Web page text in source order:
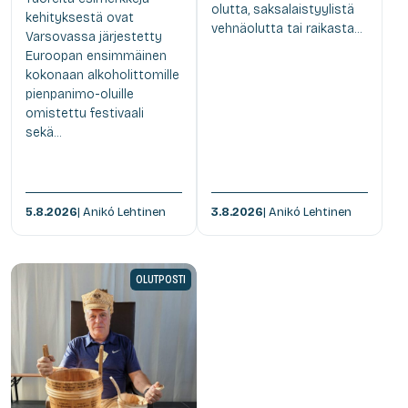
kehityksestä ovat
Varsovassa järjestetty
Euroopan ensimmäinen
kokonaan alkoholittomille
pienpanimo-oluille
omistettu festivaali
sekä...
5.8.2026| Anikó Lehtinen
olutta, saksalaistyylistä
vehnäolutta tai raikasta...
3.8.2026| Anikó Lehtinen
OLUTPOSTI